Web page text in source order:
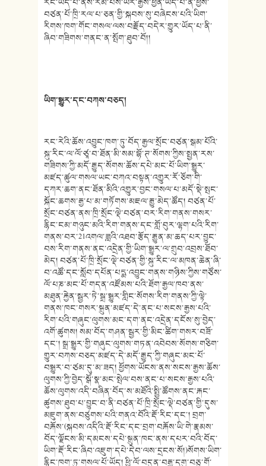
བཙན་པོ་ཁྲི་རལ་པ་ཅན་གྱི་སྐབས་སུ་བཞེངས་པའི་ཡིག་
རིགས་ཁག་གོང་གསལ་ལས་བརྗོད་བདེར་གྱུར་ཡོད་པ་ནི་
ཞིབ་གཟིགས་གནང་ན་སྤོག་ཐུབ་བོ།།
ཡིག་སྒྱུར་དང་བཀས་བཅད།
རང་རེའི་ཆོས་འབྱུང་ཁག་ཏུ་བོད་རྒྱལ་སྲོང་བཙན་སྒམ་པོའི་
སྐུ་རིང་ལ་ལོ་ཙཱ་བ་ཐོན་མི་སམ་བྷོ་ཊ་སོགས་ཀྱིས་སྤྱན་རས་
གཟིགས་ཀྱི་མདོ་རྒྱུད་སོགས་ཆོས་དཔེ་མང་པོ་ཡིག་སྒྱུར་
མཛད་ཚུལ་གསལ་ཡང་བཀའ་བསྟན་འགྱུར་རོ་ཅོག་གི་
དཀར་ཆག་ནང་ཐོན་མིའི་འགྱུར་བྱང་གསལ་པ་མདོ་སྡེ་སྤང་
སྐོང་ཆགས་རྒྱ་པ་མ་གཏོགས་མཇལ་རྒྱུ་མེད་ཚོད། བཙན་པོ་
སྲོང་བཙན་ནས་ཁྲི་སྲོང་ལྡེ་བཙན་བར་རིག་གནས་གསར་
རྙིང་ངམ་གཉུང་མའི་རིག་གནས་དང་གློ་བུར་ལྷག་པའི་རིག་
གནས་བར་21འགལ་ཟླའི་འཐབ་རྩོད་རྒྱུན་མ་ཆད་པར་བྱུང་
བས་རིག་གནས་ནང་འདྲེན་གྱི་ཡིག་སྒྱུར་ལ་གྲུབ་འབྲས་ཐོབ་
མེད། བཙན་པོ་ཁྲི་སྲོང་ལྡེ་བཙན་གྱི་སྐུ་རིང་ལ་མཁན་ཆེན་ཞི་
བ་འཚོ་དང་སློབ་དཔོན་པདྨ་འབྱུང་གནས་གཉིས་ཀྱིས་གཙོས་
ལོ་པཎ་མང་པོ་གདན་འཛོམས་པའི་ཐོག་རྒྱལ་ཁབ་ནས་
མཐུན་རྐྱེན་སྦྱར་ཏེ་སྒྲ་སྒྱུར་གླིང་སོགས་རིག་གནས་ཀྱི་ལྟེ་
གནས་ཁང་གསར་སྐྲུན་མཛད་དེ་ནང་པ་སངས་རྒྱས་པའི་
རིག་པའི་གཞུང་ལུགས་མང་དག་ནང་འདྲེན་དངོས་སུ་བྱེད་
འགོ་ཚུགས། སམ་བོད་གཤན་སྦྱར་གྱི་མིང་ཚིག་གསར་བཟོ་
དང་། སྒྲ་སྒྱུར་གྱི་གཞུང་ལུགས་གཏན་འབེབས་སོགས་གཅིག་
གྱུར་བཀས་བཅད་མཛད་དེ་མདོ་རྒྱུད་ཀྱི་གཞུང་མང་པོ་
བསྒྱུར་བ་ཙམ་དུ་མ་ཟད། ཕྱོགས་ཡོངས་ནས་སངས་རྒྱས་ཆོས་
ལུགས་ཀྱི་བྱེད་སྒོ་སྣ་མང་སྤེལ་བས་ནང་པ་སངས་རྒྱས་པའི་
ཆོས་ལུགས་འདི་བཞིན་བོད་ས་མཐོའི་སྤྱི་ཚོགས་ནང་རྐང་
ཚུགས་ཐུབ་པ་བྱུང་བ་ནི་བཙན་པོ་ཁྲི་སྲོང་ལྡེ་བཙན་གྱི་དུས་
མཇུག་ནས་བཙུགས་པའི་གནའ་བོའི་རྡོ་རིང་དང་། བྲག་
བརྐོས་(སྐབས་འདིའི་རྡོ་རིང་དང་བྲག་བརྐོས་ཡི་གེ་རྣམས་
བོད་ལྗོངས་མི་དམངས་དཔེ་སྐྲུན་ཁང་ནས་དཔར་བའི་བོད་
ཡིག་རྡོ་རིང་ཞིབ་འཇུག་དཔེ་དེབ་ལས་དྲངས་སོ།)སོགས་ཡིག་
རྙིང་ཁག་ཏུ་གསལ་པོ་ཡོད། ཕྱི་ལོ་བདུན་བརྒྱ་དགུ་བཅུ་གོ་